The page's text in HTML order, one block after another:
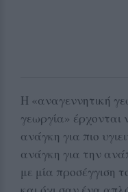
Η «αναγεννητική
γεωργία» έρχονται
ανάγκη για πιο
ανάγκη για την
με μία προσέγγιση